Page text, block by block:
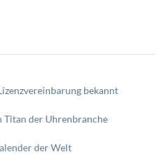
bekannt
Titan der Uhrenbranche
der Welt